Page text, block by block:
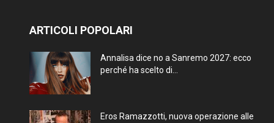
ARTICOLI POPOLARI
Annalisa dice no a Sanremo 2027: ecco
perché ha scelto di...
Eros Ramazzotti, nuova operazione alle